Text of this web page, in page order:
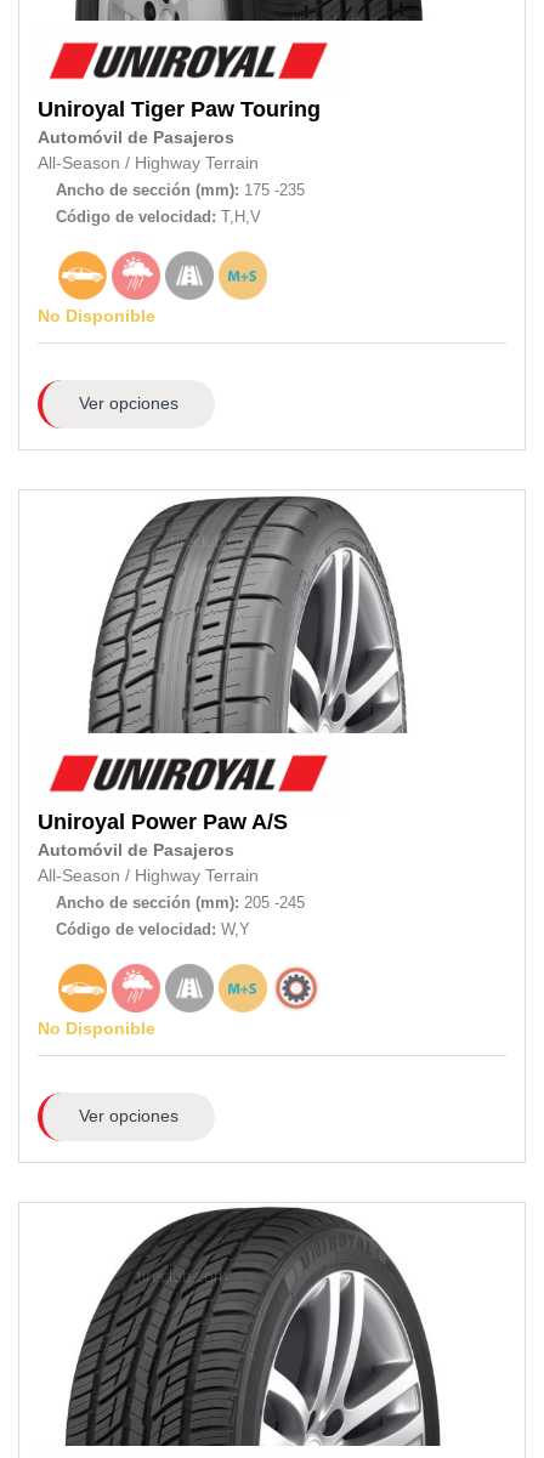
Uniroyal Tiger Paw Touring
Automóvil de Pasajeros
All-Season / Highway Terrain
Ancho de sección (mm): 175 -235
Código de velocidad: T,H,V
No Disponible
Ver opciones
Uniroyal Power Paw A/S
Automóvil de Pasajeros
All-Season / Highway Terrain
Ancho de sección (mm): 205 -245
Código de velocidad: W,Y
No Disponible
Ver opciones